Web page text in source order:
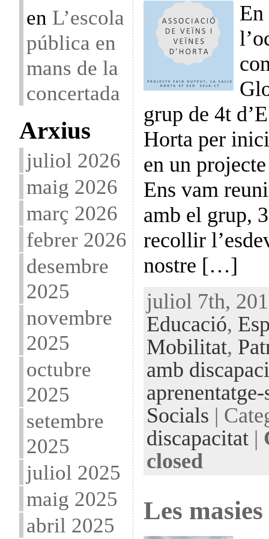
en L’escola
pública en
mans de la
concertada
Arxius
juliol 2026
maig 2026
març 2026
febrer 2026
desembre
2025
novembre
2025
octubre
2025
setembre
2025
juliol 2025
maig 2025
abril 2025
En
grup de 4t
Horta per
en un
Ens vam
amb el grup,
recollir
nostre […]
juliol 7th,
Educació,
Mobilitat,
amb
Socials |
discapacitat|
closed
Les